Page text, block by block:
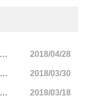
2018/04/28
2018/03/30
2018/03/18